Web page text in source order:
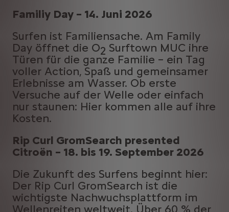
Familiy Day – 14. Juni 2026
Surfen ist Familiensache. Am Family
Day öffnet die O2 Surftown MUC ihre
Türen für die ganze Familie – ein Tag
voller Action, Spaß und gemeinsamer
Erlebnisse am Wasser. Ob erste
Versuche auf der Welle oder einfach
nur staunen: Hier kommen alle auf ihre
Kosten.
Rip Curl GromSearch presented
Citroën – 18. bis 19. September 2026
Die Zukunft des Surfens beginnt hier:
Der Rip Curl GromSearch ist die
wichtigste Nachwuchsplattform im